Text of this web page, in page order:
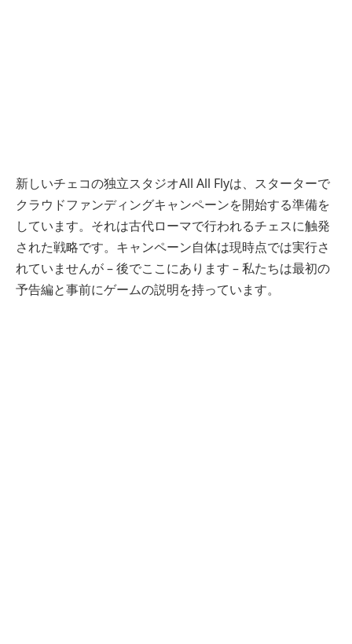
新しいチェコの独立スタジオAll All Flyは、スターターで
クラウドファンディングキャンペーンを開始する準備を
しています。それは古代ローマで行われるチェスに触発
された戦略です。キャンペーン自体は現時点では実行さ
れていませんが – 後でここにあります – 私たちは最初の
予告編と事前にゲームの説明を持っています。